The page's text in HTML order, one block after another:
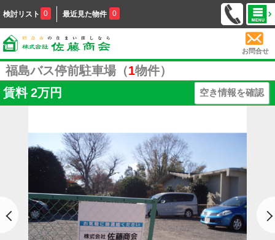
検討リスト 0 最近見た物件 0
お問合せ
福島バス停前駐車場（1物件）
賃料 2万円 空き情報を確認